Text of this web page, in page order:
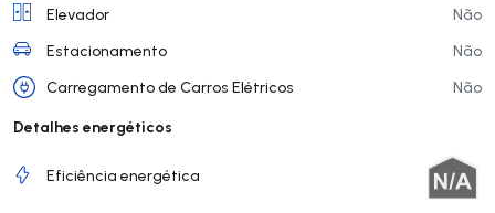
Elevador
Não
Estacionamento
Não
Carregamento de Carros Elétricos
Não
Detalhes energéticos
Eficiência energética